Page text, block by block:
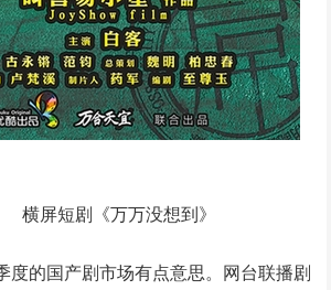
横屏短剧《万万没想到》
的国产剧市场有点意思。网台联播剧